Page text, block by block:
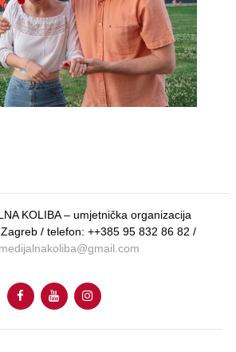
KOLIBA – umjetnička organizacija
/ telefon: ++385 95 832 86 82 /